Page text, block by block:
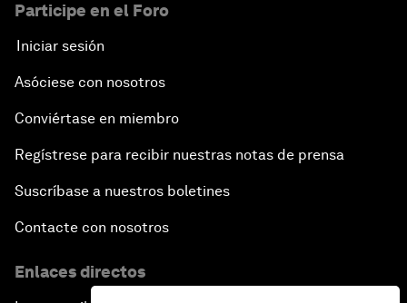
Participe en el Foro
Iniciar sesión
Asóciese con nosotros
Conviértase en miembro
Regístrese para recibir nuestras notas de prensa
Suscríbase a nuestros boletines
Contacte con nosotros
Enlaces directos